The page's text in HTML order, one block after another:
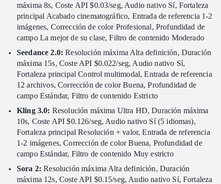
máxima 8s, Coste API $0.03/seg, Audio nativo Sí, Fortaleza
principal Acabado cinematográfico, Entrada de referencia 1-2
imágenes, Corrección de color Profesional, Profundidad de
campo La mejor de su clase, Filtro de contenido Moderado
Seedance 2.0: Resolución máxima Alta definición, Duración
máxima 15s, Coste API $0.022/seg, Audio nativo Sí,
Fortaleza principal Control multimodal, Entrada de referencia
12 archivos, Corrección de color Buena, Profundidad de
campo Estándar, Filtro de contenido Estricto
Kling 3.0: Resolución máxima Ultra HD, Duración máxima
10s, Coste API $0.126/seg, Audio nativo Sí (5 idiomas),
Fortaleza principal Resolución + valor, Entrada de referencia
1-2 imágenes, Corrección de color Buena, Profundidad de
campo Estándar, Filtro de contenido Muy estricto
Sora 2: Resolución máxima Alta definición, Duración
máxima 12s, Coste API $0.15/seg, Audio nativo Sí, Fortaleza